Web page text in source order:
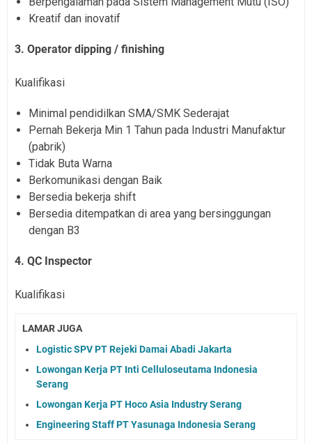
Kreatif dan inovatif
3. Operator dipping / finishing
Kualifikasi
Minimal pendidilkan SMA/SMK Sederajat
Pernah Bekerja Min 1 Tahun pada Industri Manufaktur
(pabrik)
Tidak Buta Warna
Berkomunikasi dengan Baik
Bersedia bekerja shift
Bersedia ditempatkan di area yang bersinggungan
dengan B3
4. QC Inspector
Kualifikasi
LAMAR JUGA
Logistic SPV PT Rejeki Damai Abadi Jakarta
Lowongan Kerja PT Inti Celluloseutama Indonesia
Serang
Lowongan Kerja PT Hoco Asia Industry Serang
Engineering Staff PT Yasunaga Indonesia Serang